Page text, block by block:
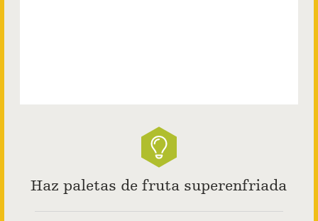
Haz paletas de fruta superenfriada